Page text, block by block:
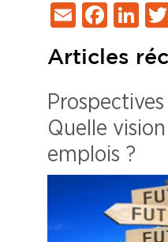
Email
Articles
Quelle
emplois ?